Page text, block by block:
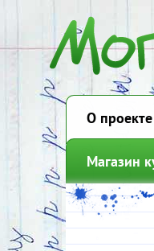
О проекте
Магазин